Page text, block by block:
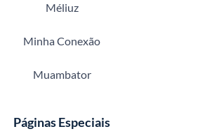
Méliuz
Minha Conexão
Muambator
Páginas Especiais